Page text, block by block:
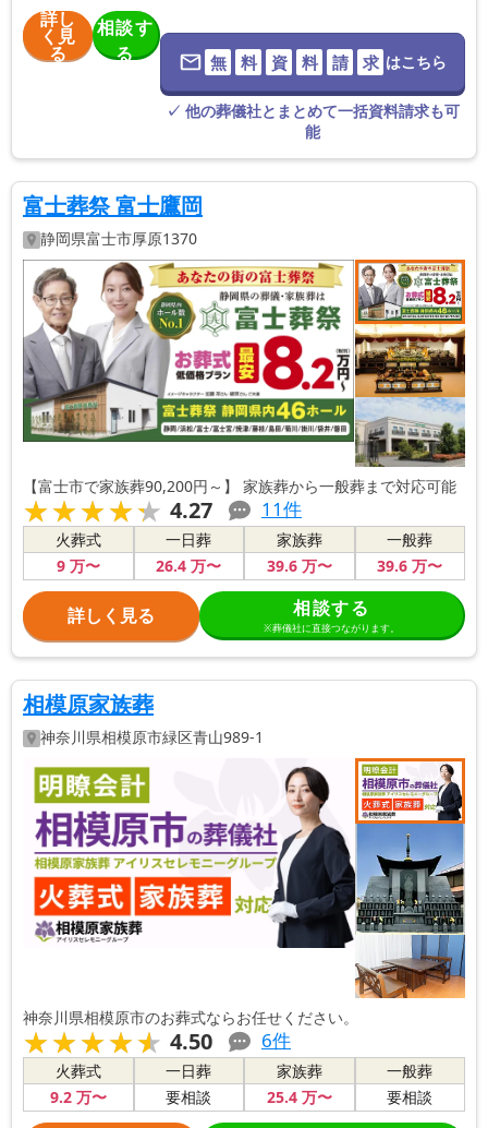
詳し
く見
る
相談す
る
無 料 資 料 請 求 はこちら
✓ 他の葬儀社とまとめて一括資料請求も可
能
富士葬祭 富士鷹岡
静岡県富士市厚原1370
【富士市で家族葬90,200円～】 家族葬から一般葬まで対応可能
★★★★★
★★★★★ 4.27 11件
火葬式
9万〜
一日葬
26.4 万〜
家族葬
39.6万〜
一般葬
39.6 万〜
詳しく見る 相談する
※葬儀社に直接つながります。
相模原家族葬
神奈川県相模原市緑区青山989-1
神奈川県相模原市のお葬式ならお任せください。
★★★★★
★★★★★ 4.50 6件
火葬式
9.2万〜
一日葬
要相談
家族葬
25.4万〜
一般葬
要相談